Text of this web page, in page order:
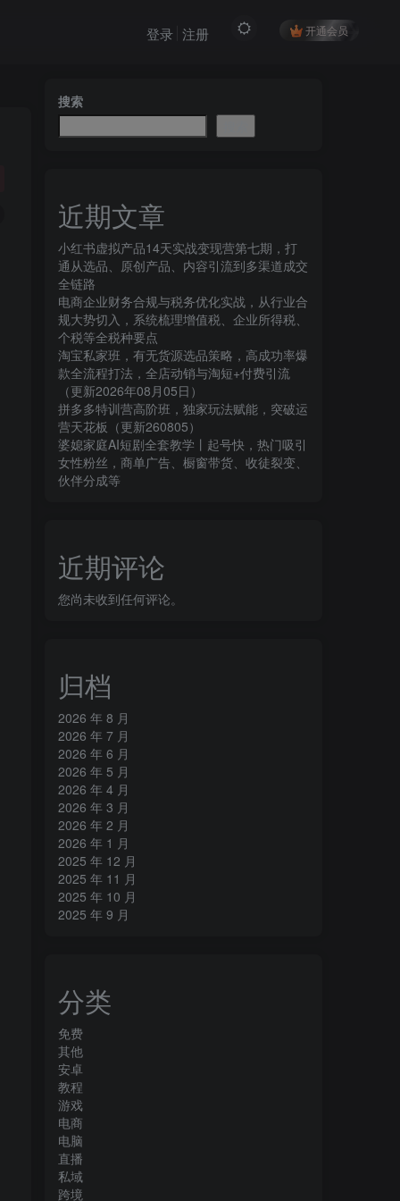
开通会员
登录 注册
搜索
近期文章
小红书虚拟产品14天实战变现营第七期，打
通从选品、原创产品、内容引流到多渠道成交
全链路
电商企业财务合规与税务优化实战，从行业合
规大势切入，系统梳理增值税、企业所得税、
个税等全税种要点
淘宝私家班，有无货源选品策略，高成功率爆
款全流程打法，全店动销与淘短+付费引流
（更新2026年08月05日）
拼多多特训营高阶班，独家玩法赋能，突破运
营天花板（更新260805）
婆媳家庭AI短剧全套教学丨起号快，热门吸引
女性粉丝，商单广告、橱窗带货、收徒裂变、
伙伴分成等
近期评论
您尚未收到任何评论。
归档
2026 年 8 月
2026 年 7 月
2026 年 6 月
2026 年 5 月
2026 年 4 月
2026 年 3 月
2026 年 2 月
2026 年 1 月
2025 年 12 月
2025 年 11 月
2025 年 10 月
2025 年 9 月
分类
免费
其他
安卓
教程
游戏
电商
电脑
直播
私域
跨境